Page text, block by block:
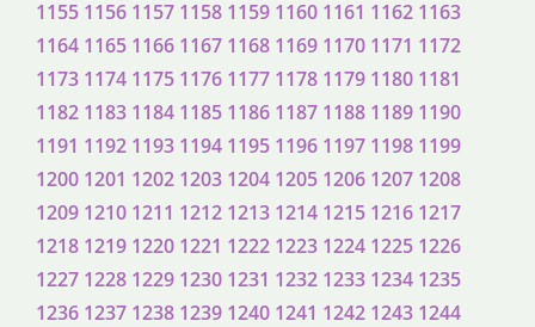
1155 1156 1157 1158 1159 1160 1161 1162 1163
1164 1165 1166 1167 1168 1169 1170 1171 1172
1173 1174 1175 1176 1177 1178 1179 1180 1181
1182 1183 1184 1185 1186 1187 1188 1189 1190
1191 1192 1193 1194 1195 1196 1197 1198 1199
1200 1201 1202 1203 1204 1205 1206 1207 1208
1209 1210 1211 1212 1213 1214 1215 1216 1217
1218 1219 1220 1221 1222 1223 1224 1225 1226
1227 1228 1229 1230 1231 1232 1233 1234 1235
1236 1237 1238 1239 1240 1241 1242 1243 1244